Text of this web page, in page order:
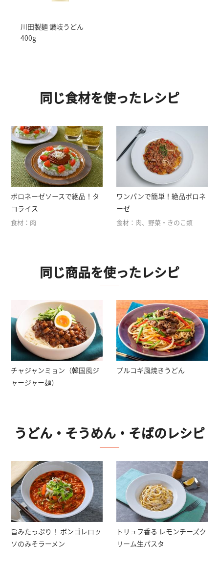
川田製麺 讃岐うどん
400g
同じ食材を使ったレシピ
ボロネーゼソースで絶品！タ
コライス
食材：肉
ワンパンで簡単！絶品ボロネ
ーゼ
食材：肉、野菜・きのこ類
同じ商品を使ったレシピ
チャジャンミョン（韓国風ジ
ャージャー麺）
プルコギ風焼きうどん
うどん・そうめん・そばのレシピ
旨みたっぷり！ ボンゴレロッ
ソのみそラーメン
トリュフ香る レモンチーズク
リーム生パスタ